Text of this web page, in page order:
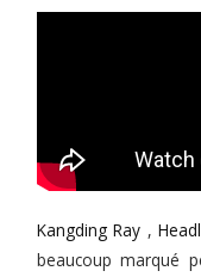
Kangding Ray ,
beaucoup marqué